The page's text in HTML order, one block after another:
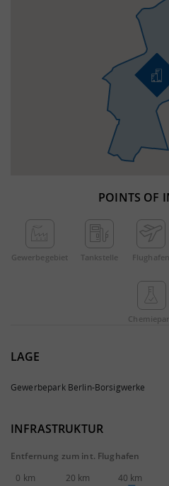
POINTS OF
Gewerbe­gebiet Tankstelle Flughafen
LAGE
Gewerbepark Berlin-Borsigwerke
INFRASTRUKTUR
Entfernung zum int. Flughafen
0 km
20 km 40 km